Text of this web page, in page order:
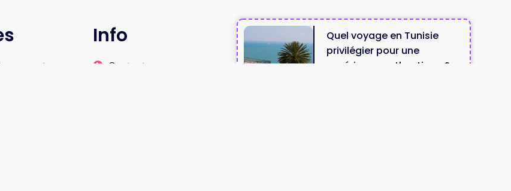
Info
Contactez-nous
Quel voyage en Tunisie
privilégier pour une
expérience authentique ?